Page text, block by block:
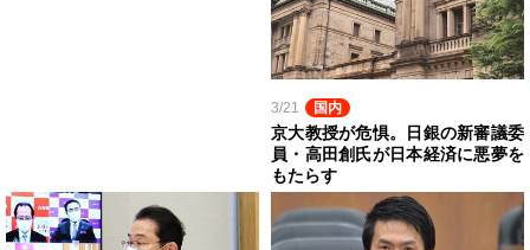
3/21 国内
京大教授が危惧。日銀の新審議委
員・高田創氏が日本経済に悪夢を
もたらす